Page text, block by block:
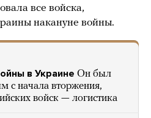
все войска,
накануне войны.
в Украине Он был
с начала вторжения,
войск — логистика